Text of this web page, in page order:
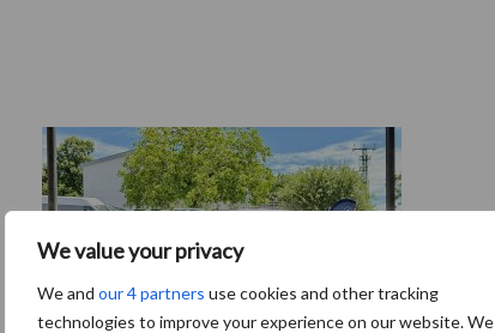
We value your privacy
We and our 4 partners use cookies and other tracking
technologies to improve your experience on our website. We